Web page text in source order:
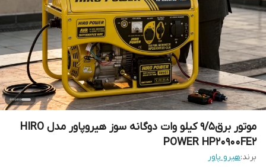
موتور برق9/5 کیلو وات دوگانه سوز هیروپاور مدل HIRO
POWER HP20900FE2
برند:هیرو پاور